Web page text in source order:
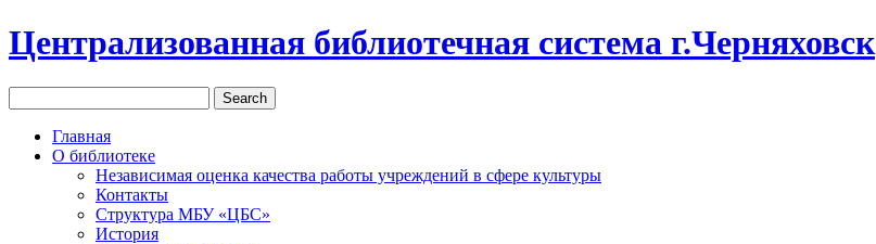
Централизованная библиотечная система г.Черняховск
Главная
О библиотеке
Независимая оценка качества работы учреждений в сфере культуры
Контакты
Структура МБУ «ЦБС»
История